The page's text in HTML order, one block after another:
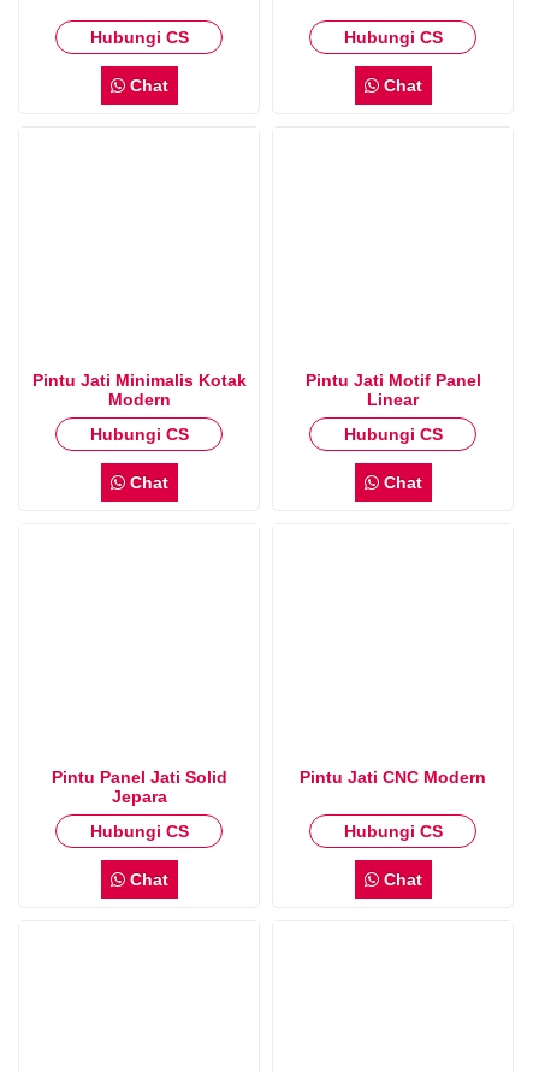
Hubungi CS
Chat
Hubungi CS
Chat
Pintu Jati Minimalis Kotak
Modern
Hubungi CS
Chat
Pintu Jati Motif Panel
Linear
Hubungi CS
Chat
Pintu Panel Jati Solid
Jepara
Hubungi CS
Chat
Pintu Jati CNC Modern
Hubungi CS
Chat